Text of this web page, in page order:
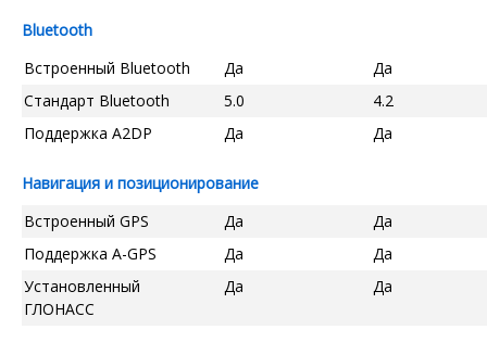
Bluetooth
Встроенный Bluetooth
Да
Да
Стандарт Bluetooth
5.0
4.2
Поддержка A2DP
Да Да
Навигация и позиционирование
Встроенный GPS
Да
Да
Поддержка A-GPS
Да
Да
Установленный
ГЛОНАСС
Да Да